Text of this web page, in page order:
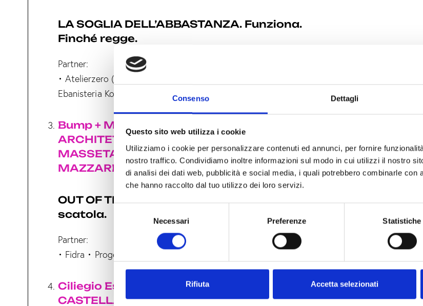
Consenso Dettagli
Questo sito web utilizza i cookie
Utilizziamo i cookie per personalizzare contenuti ed annunci, per fornire
nostro traffico. Condividiamo inoltre informazioni sul modo in cui utilizzi il nostro
di analisi dei dati web, pubblicità e social media, i quali potrebbero combinarle con
che hanno raccolto dal tuo utilizzo dei loro servizi.
z
o
Necessari Preferenze Statistiche
Rifiuta Accetta selezionati
LA SOGLIA DELL’ABBASTANZA. Funziona.
Finché regge.
Partner:
• Atelierzero (derereum) • Minimal 48 • Quadro Design •
Ebanisteria Kora • Vetreria Re • Marca Corona
Bump + MaDesign – MAZZARELLI
ARCHITETTURA E DESIGN / ARCH.TTI GIULIO
MASSETANI E FABIO FILIPPO + SILVIA
MAZZARELLI
OUT OF THE BOX. La vita non entra in una
scatola.
Partner:
• Fidra • Progetti Homethinking
Ciliegio Esterno / ARCH.TTI CHIARA
CASTELLANA E SIMONCRISTIAN